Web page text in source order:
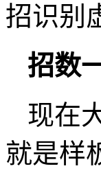
招识别
招数
现在
就是样